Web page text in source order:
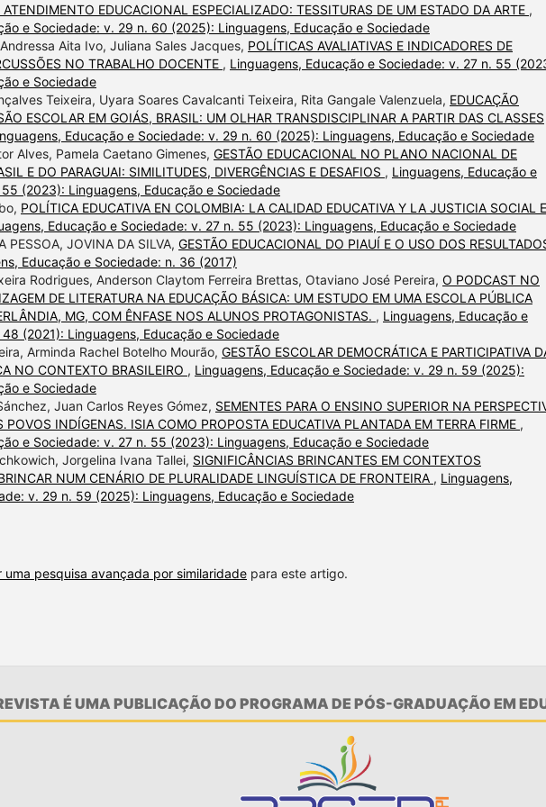
EDUCACIONAL ESPECIALIZADO: TESSITURAS DE UM ESTADO DA ARTE ,
e Sociedade: v. 29 n. 60 (2025): Linguagens, Educação e Sociedade
Aita Ivo, Juliana Sales Jacques, POLÍTICAS AVALIATIVAS E INDICADORES DE
NO TRABALHO DOCENTE , Linguagens, Educação e Sociedade: v. 27 n. 55
e Sociedade
Teixeira, Uyara Soares Cavalcanti Teixeira, Rita Gangale Valenzuela, EDUCAÇÃO
ESCOLAR EM GOIÁS, BRASIL: UM OLHAR TRANSDISCIPLINAR A PARTIR DAS CLASSES
Educação e Sociedade: v. 29 n. 60 (2025): Linguagens, Educação e Sociedade
Alves, Pamela Caetano Gimenes, GESTÃO EDUCACIONAL NO PLANO NACIONAL DE
E DO PARAGUAI: SIMILITUDES, DIVERGÊNCIAS E DESAFIOS , Linguagens, Educação e
(2023): Linguagens, Educação e Sociedade
POLÍTICA EDUCATIVA EN COLOMBIA: LA CALIDAD EDUCATIVA Y LA JUSTICIA SOCIAL
Educação e Sociedade: v. 27 n. 55 (2023): Linguagens, Educação e Sociedade
PESSOA, JOVINA DA SILVA, GESTÃO EDUCACIONAL DO PIAUÍ E O USO DOS
Educação e Sociedade: n. 36 (2017)
Rodrigues, Anderson Claytom Ferreira Brettas, Otaviano José Pereira, O PODCAST NO
DE LITERATURA NA EDUCAÇÃO BÁSICA: UM ESTUDO EM UMA ESCOLA PÚBLICA
MG, COM ÊNFASE NOS ALUNOS PROTAGONISTAS. , Linguagens, Educação e
(2021): Linguagens, Educação e Sociedade
Arminda Rachel Botelho Mourão, GESTÃO ESCOLAR DEMOCRÁTICA E PARTICIPATIVA
NO CONTEXTO BRASILEIRO , Linguagens, Educação e Sociedade: v. 29 n. 59 (2025):
e Sociedade
Juan Carlos Reyes Gómez, SEMENTES PARA O ENSINO SUPERIOR NA
POVOS INDÍGENAS. ISIA COMO PROPOSTA EDUCATIVA PLANTADA EM TERRA FIRME ,
e Sociedade: v. 27 n. 55 (2023): Linguagens, Educação e Sociedade
Jorgelina Ivana Tallei, SIGNIFICÂNCIAS BRINCANTES EM CONTEXTOS
NUM CENÁRIO DE PLURALIDADE LINGUÍSTICA DE FRONTEIRA , Linguagens,
v. 29 n. 59 (2025): Linguagens, Educação e Sociedade
uma pesquisa avançada por similaridade para este artigo.
É UMA PUBLICAÇÃO DO PROGRAMA DE PÓS-GRADUAÇÃO EM